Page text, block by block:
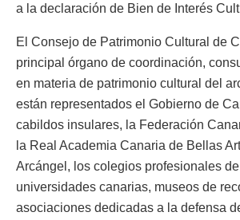
a la declaración de Bien de Interés
El Consejo de Patrimonio Cultural de
principal órgano de coordinación,
en materia de patrimonio cultural del
están representados el Gobierno de
cabildos insulares, la Federación
la Real Academia Canaria de Bellas
Arcángel, los colegios profesionales
universidades canarias, museos de
asociaciones dedicadas a la defensa